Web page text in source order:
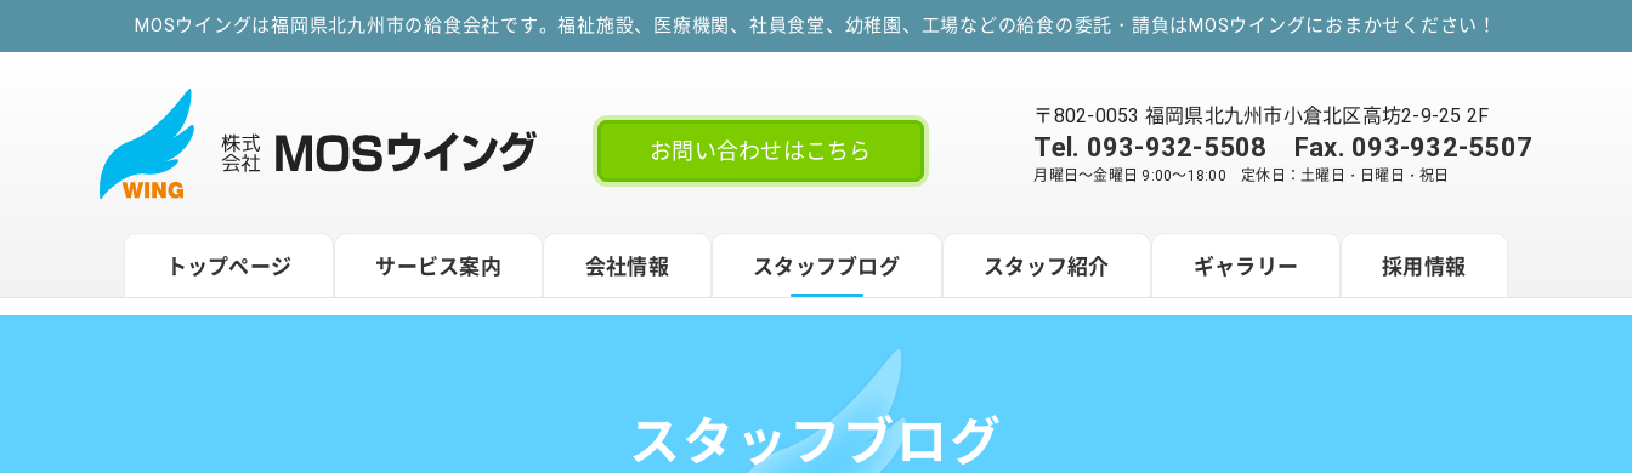
MOSウイングは福岡県北九州市の給食会社です。福祉施設、医療機関、社員食堂、幼稚園、工場などの給食の委託・請負はMOSウイングにおまかせください！
お問い合わせはこちら
〒802-0053 福岡県北九州市小倉北区高坊2-9-25 2F
Tel. 093-932-5508 Fax. 093-932-5507
月曜日～金曜日 9:00～18:00 定休日：土曜日・日曜日・祝日
トップページ サービス案内 会社情報 スタッフブログ スタッフ紹介 ギャラリー 採用情報
スタッフブログ